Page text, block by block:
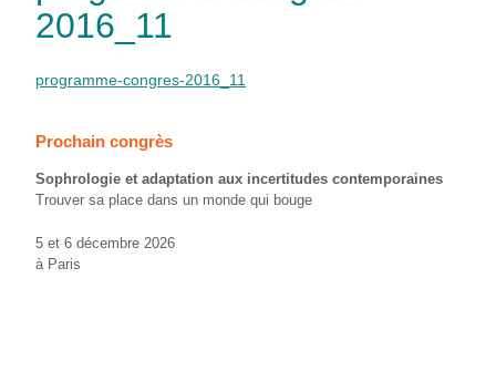
2016_11
programme-congres-2016_11
Prochain congrès
Sophrologie et adaptation aux incertitudes contemporaines
Trouver sa place dans un monde qui bouge
5 et 6 décembre 2026
à Paris